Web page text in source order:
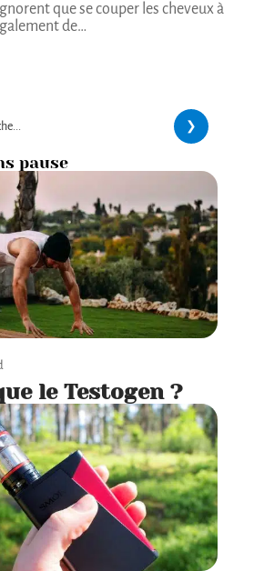
que se couper les cheveux à
de…
pause
le Testogen ?